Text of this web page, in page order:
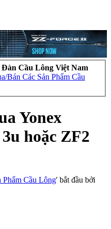
Cầu Lông Việt Nam
Bán Các Sản Phẩm Cầu
Yonex
hoặc ZF2
Phẩm Cầu Lông' bắt đầu bởi